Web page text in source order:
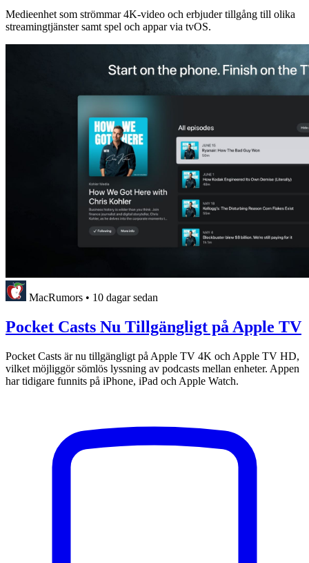
Medieenhet som strömmar 4K-video och erbjuder tillgång till olika
streamingtjänster samt spel och appar via tvOS.
MacRumors • 10 dagar sedan
Pocket Casts Nu Tillgängligt på Apple TV
Pocket Casts är nu tillgängligt på Apple TV 4K och Apple TV HD,
vilket möjliggör sömlös lyssning av podcasts mellan enheter. Appen
har tidigare funnits på iPhone, iPad och Apple Watch.